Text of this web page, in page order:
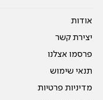
אודות
יצירת קשר
פרסמו אצלנו
תנאי שימוש
מדיניות פרטיות